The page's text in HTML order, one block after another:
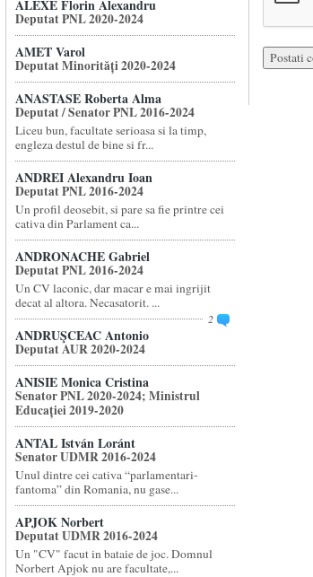
ALEXE Florin Alexandru
Deputat PNL 2020-2024
AMET Varol
Deputat Minorități 2020-2024
ANASTASE Roberta Alma
Deputat / Senator PNL 2016-2024
Liceu bun, facultate serioasa si la timp,
engleza destul de bine si fr...
ANDREI Alexandru Ioan
Deputat PNL 2016-2024
Un profil deosebit, si pare sa fie printre cei
cativa din Parlament ca...
ANDRONACHE Gabriel
Deputat PNL 2016-2024
Un CV laconic, dar macar e mai ingrijit
decat al altora. Necasatorit. ...
2
ANDRUŞCEAC Antonio
Deputat AUR 2020-2024
ANISIE Monica Cristina
Senator PNL 2020-2024; Ministrul
Educației 2019-2020
ANTAL István Loránt
Senator UDMR 2016-2024
Unul dintre cei cativa “parlamentari-
fantoma” din Romania, nu gase...
APJOK Norbert
Deputat UDMR 2016-2024
Un "CV" facut in bataie de joc. Domnul
Norbert Apjok nu are facultate,...